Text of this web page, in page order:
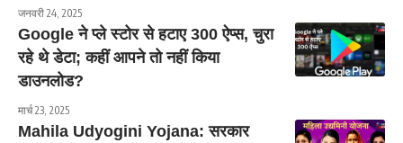
जनवरी 24, 2025
Google ने प्ले स्टोर से हटाए 300 ऐप्स, चुरा
रहे थे डेटा; कहीं आपने तो नहीं किया
डाउनलोड?
मार्च 23, 2025
Mahila Udyogini Yojana: सरकार